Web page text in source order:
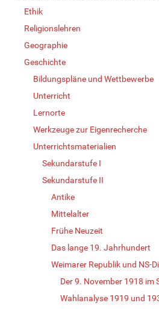
Ethik
Religionslehren
Geographie
Geschichte
Bildungspläne und Wettbewerbe
Unterricht
Lernorte
Werkzeuge zur Eigenrecherche
Unterrichtsmaterialien
Sekundarstufe I
Sekundarstufe II
Antike
Mittelalter
Frühe Neuzeit
Das lange 19. Jahrhundert
Weimarer Republik und NS-
Der 9. November 1918 im
Wahlanalyse 1919 und